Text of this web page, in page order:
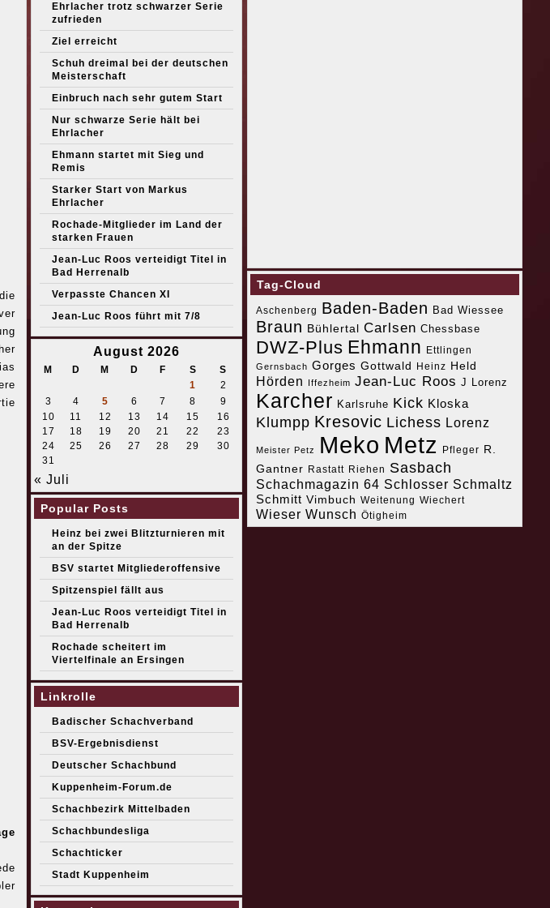
Ehrlacher trotz schwarzer Serie
zufrieden
Ziel erreicht
Schuh dreimal bei der deutschen
Meisterschaft
Einbruch nach sehr gutem Start
Nur schwarze Serie hält bei
Ehrlacher
Ehmann startet mit Sieg und
Remis
Starker Start von Markus
Ehrlacher
Rochade-Mitglieder im Land der
starken Frauen
Jean-Luc Roos verteidigt Titel in
Bad Herrenalb
Verpasste Chancen XI
Jean-Luc Roos führt mit 7/8
August 2026
M D M D F S
S
1
2
3
4 5 6 7 8
9
10
11 12 13 14 15
16
17
18 19 20 21 22
23
24
25 26 27 28 29
30
31
« Juli
Popular Posts
Heinz bei zwei Blitzturnieren mit
an der Spitze
BSV startet Mitgliederoffensive
Spitzenspiel fällt aus
Jean-Luc Roos verteidigt Titel in
Bad Herrenalb
Rochade scheitert im
Viertelfinale an Ersingen
Linkrolle
Badischer Schachverband
BSV-Ergebnisdienst
Deutscher Schachbund
Kuppenheim-Forum.de
Schachbezirk Mittelbaden
Schachbundesliga
Schachticker
Stadt Kuppenheim
Tag-Cloud
Aschenberg Baden-Baden Bad Wiessee
Braun Bühlertal Carlsen Chessbase
DWZ-Plus Ehmann Ettlingen
Gernsbach Gorges Gottwald Heinz Held
Hörden Iffezheim Jean-Luc Roos J Lorenz
Karcher Karlsruhe Kick Kloska
Klumpp Kresovic Lichess Lorenz
Meister Petz Meko Metz Pfleger R.
Gantner
Rastatt Riehen Sasbach
Schachmagazin 64 Schlosser Schmaltz
Schmitt Vimbuch Weitenung Wiechert
Wieser Wunsch Ötigheim